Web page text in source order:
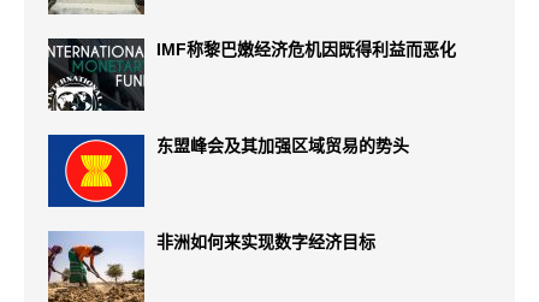
IMF称黎巴嫩经济危机因既得利益而恶化
东盟峰会及其加强区域贸易的势头
非洲如何来实现数字经济目标